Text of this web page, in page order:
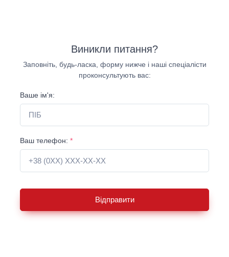
Виникли питання?
Заповніть, будь-ласка, форму нижче і наші спеціалісти
проконсультують вас:
Ваше ім'я:
Ваш телефон: *
Відправити